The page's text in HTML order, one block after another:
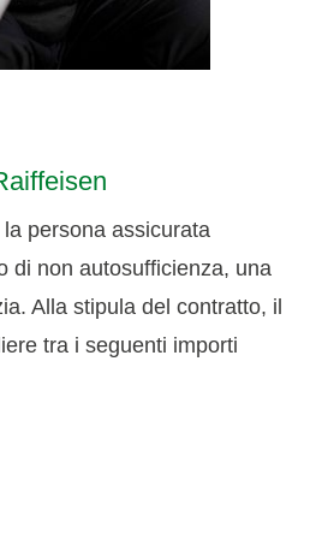
persona assicurata
di non autosufficienza, una
Alla stipula del contratto, il
tra i seguenti importi